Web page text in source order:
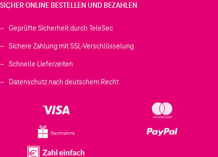
SICHER ONLINE BESTELLEN UND BEZAHLEN
Geprüfte Sicherheit durch TeleSec
Sichere Zahlung mit SSL-Verschlüsselung
Schnelle Lieferzeiten
Datenschutz nach deutschem Recht
Nachnahme